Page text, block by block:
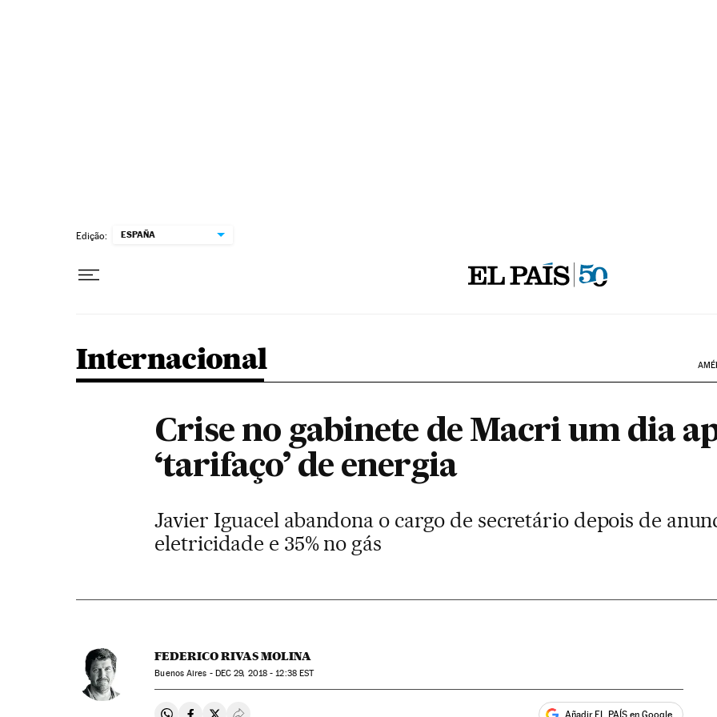
Edição: ESPAÑA
Internacional
Crise no gabinete de Macri um dia
‘tarifaço’ de energia
Javier Iguacel abandona o cargo de secretário depois de
eletricidade e 35% no gás
FEDERICO RIVAS MOLINA
Buenos Aires - DEC 29, 2018 - 12:38EST
Añadir EL PAÍS en Google